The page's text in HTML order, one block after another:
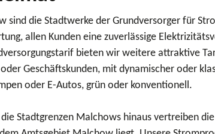
sind die Stadtwerke der Grundversorger für
allen Kunden eine zuverlässige
bieten wir weitere attraktive
Geschäftskunden, mit dynamischer oder
oder E-Autos, grün oder konventionell.
Stadtgrenzen Malchows hinaus vertreiben